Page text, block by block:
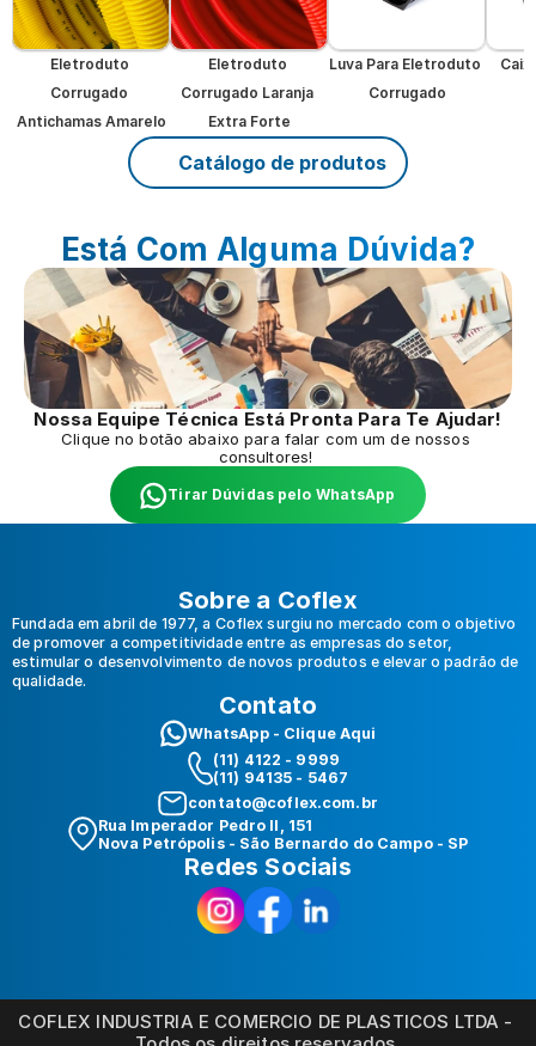
Eletroduto
Corrugado
Antichamas Amarelo
Eletroduto
Corrugado Laranja
Extra Forte
Luva Para Eletroduto
Corrugado
Catálogo de produtos
Está Com Alguma Dúvida?
Nossa Equipe Técnica Está Pronta Para Te Ajudar!
Clique no botão abaixo para falar com um de nossos
consultores!
Tirar Dúvidas pelo WhatsApp
Sobre a Coflex
Fundada em abril de 1977, a Coflex surgiu no mercado com o objetivo
de promover a competitividade entre as empresas do setor,
estimular o desenvolvimento de novos produtos e elevar o padrão de
qualidade.
Contato
WhatsApp - Clique Aqui
(11) 4122 - 9999
(11) 94135 - 5467
contato@coflex.com.br
Rua Imperador Pedro II, 151
Nova Petrópolis - São Bernardo do Campo - SP
Redes Sociais
COFLEX INDUSTRIA E COMERCIO DE PLASTICOS LTDA -